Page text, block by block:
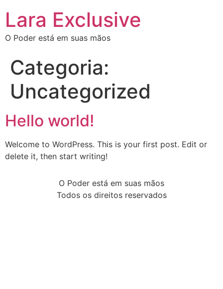
Lara Exclusive
O Poder está em suas mãos
Categoria:
Uncategorized
Hello world!
Welcome to WordPress. This is your first post. Edit or
delete it, then start writing!
O Poder está em suas mãos
Todos os direitos reservados